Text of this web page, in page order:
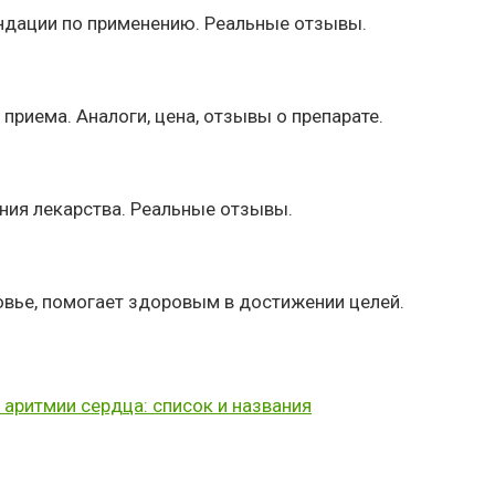
по применению. Реальные отзывы.
Аналоги, цена, отзывы о препарате.
лекарства. Реальные отзывы.
помогает здоровым в достижении целей.
сердца: список и названия